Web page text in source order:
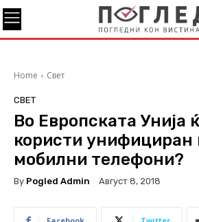
Home Свет
СВЕТ
Во Европската Унија
користи унифициран
мобилни телефони?
By Pogled Admin Август 8, 2018